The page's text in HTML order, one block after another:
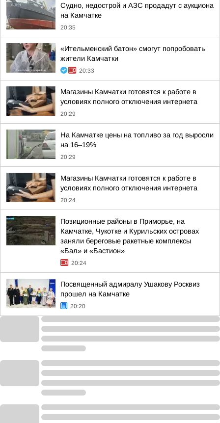
Судно, недострой и АЗС продадут с аукциона
на Камчатке
20:35
«Ительменский батон» смогут попробовать
жители Камчатки
20:33
Магазины Камчатки готовятся к работе в
условиях полного отключения интернета
20:29
На Камчатке цены на топливо за год выросли
на 16–19%
20:29
Магазины Камчатки готовятся к работе в
условиях полного отключения интернета
20:24
Позиционные районы в Приморье, на
Камчатке, Чукотке и Курильских островах
заняли береговые ракетные комплексы
«Бал» и «Бастион»
20:24
Посвященный адмиралу Ушакову Росквиз
прошел на Камчатке
20:20